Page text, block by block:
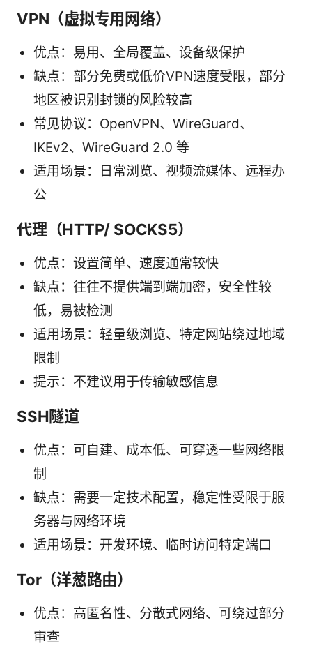
VPN（虚拟专用网络）
优点：易用、全局覆盖、设备级保护
缺点：部分免费或低价VPN速度受限，部分
地区被识别封锁的风险较高
常见协议：OpenVPN、WireGuard、
IKEv2、WireGuard 2.0 等
适用场景：日常浏览、视频流媒体、远程办
公
代理（HTTP/ SOCKS5）
优点：设置简单、速度通常较快
缺点：往往不提供端到端加密，安全性较
低，易被检测
适用场景：轻量级浏览、特定网站绕过地域
限制
提示：不建议用于传输敏感信息
SSH隧道
优点：可自建、成本低、可穿透一些网络限
制
缺点：需要一定技术配置，稳定性受限于服
务器与网络环境
适用场景：开发环境、临时访问特定端口
Tor（洋葱路由）
优点：高匿名性、分散式网络、可绕过部分
审查